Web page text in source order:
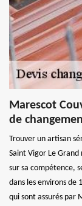
Marescot
de
Trouver un artisan
Saint Vigor Le Grand
sur sa compétence,
dans les environs de
qui sont assurés par